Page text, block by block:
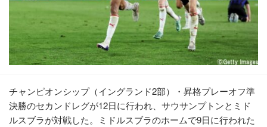
チャンピオンシップ（イングランド2部）・昇格プレーオフ準
決勝のセカンドレグが12日に行われ、サウサンプトンとミド
ルスブラが対戦した。ミドルスブラのホームで9日に行われた